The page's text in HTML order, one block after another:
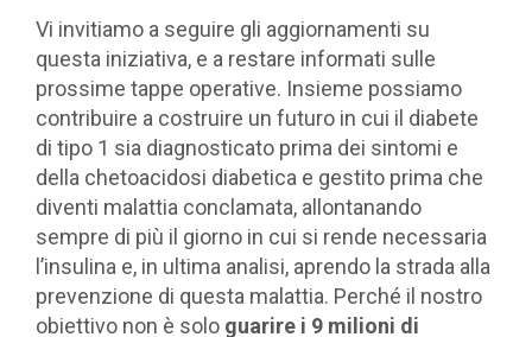
Vi invitiamo a seguire gli aggiornamenti su
questa iniziativa, e a restare informati sulle
prossime tappe operative. Insieme possiamo
contribuire a costruire un futuro in cui il diabete
di tipo 1 sia diagnosticato prima dei sintomi e
della chetoacidosi diabetica e gestito prima che
diventi malattia conclamata, allontanando
sempre di più il giorno in cui si rende necessaria
l’insulina e, in ultima analisi, aprendo la strada alla
prevenzione di questa malattia. Perché il nostro
obiettivo non è solo guarire i 9 milioni di